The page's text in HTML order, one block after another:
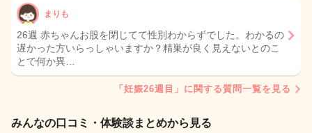
まりも
26週 赤ちゃんお股を閉じてて性別わからずでした。わかるの
遅かった方いらっしゃいますか？精巣が良く見えないとのこ
とで何か異…
「妊娠26週目」に関する質問一覧を見る
みんなの口コミ・体験談まとめから見る